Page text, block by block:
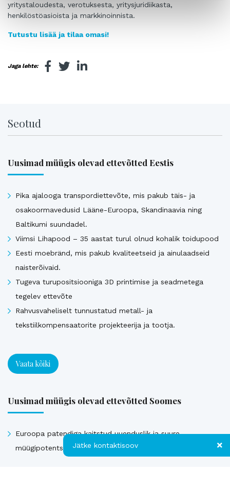
yritystaloudesta, verotuksesta, yritysjuridiikasta,
henkilöstöasioista ja markkinoinnista.
Tutustu lisää ja tilaa omasi!
Jaga lehte:
Seotud
Uusimad müügis olevad ettevõtted Eestis
Pika ajalooga transpordiettevõte, mis pakub täis- ja
osakoormavedusid Lääne-Euroopa, Skandinaavia ning
Baltikumi suundadel.
Viimsi Lihapood – 35 aastat turul olnud kohalik toidupood
Eesti moebränd, mis pakub kvaliteetseid ja ainulaadseid
naisterõivaid.
Tugeva turupositsiooniga 3D printimise ja seadmetega
tegelev ettevõte
Rahvusvaheliselt tunnustatud metall- ja
tekstiilkompensaatorite projekteerija ja tootja.
Vaata kõiki
Uusimad müügis olevad ettevõtted Soomes
Euroopa patendiga kaitstud uuenduslik ja suure
müügipotentsiaaliga toode – Hübriid-vihmaveekaevud.
Jätke kontaktisoov